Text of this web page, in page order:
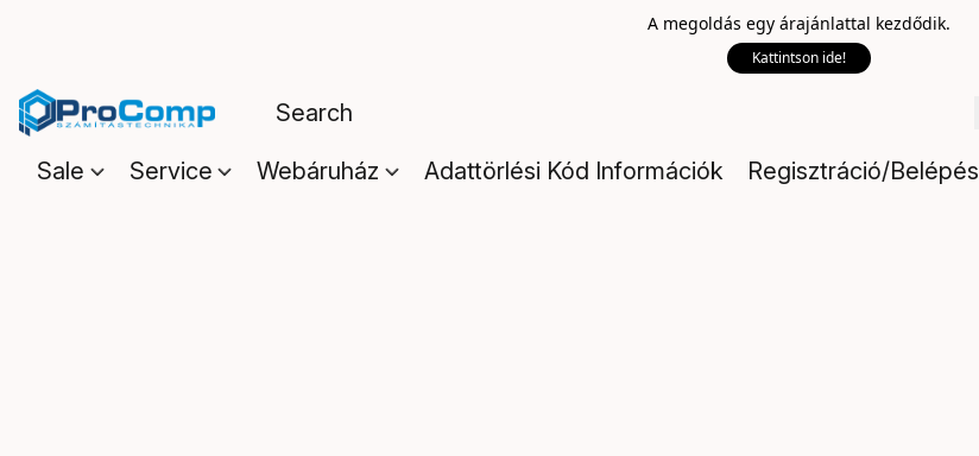
A megoldás egy árajánlattal kezdődik.
Kattintson ide!
Sale Service Webáruház Adattörlési Kód Információk Regisztráció/Belépés